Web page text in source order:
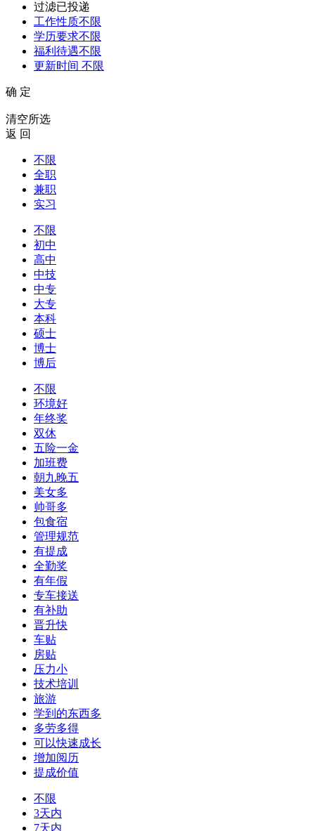
过滤已投递
工作性质不限
学历要求不限
福利待遇不限
更新时间 不限
确 定
清空所选
返 回
不限
全职
兼职
实习
不限
初中
高中
中技
中专
大专
本科
硕士
博士
博后
不限
环境好
年终奖
双休
五险一金
加班费
朝九晚五
美女多
帅哥多
包食宿
管理规范
有提成
全勤奖
有年假
专车接送
有补助
晋升快
车贴
房贴
压力小
技术培训
旅游
学到的东西多
多劳多得
可以快速成长
增加阅历
提成价值
不限
3天内
7天内